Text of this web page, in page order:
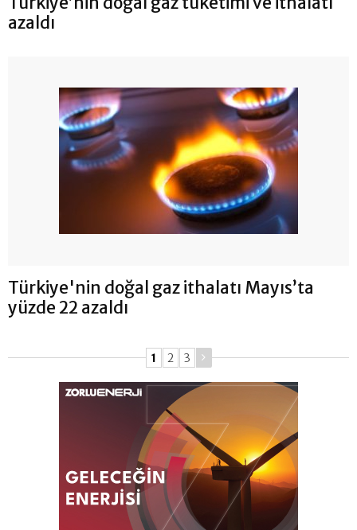
azaldı
Türkiye'nin doğal gaz ithalatı Mayıs’ta
yüzde 22 azaldı
1 2 3